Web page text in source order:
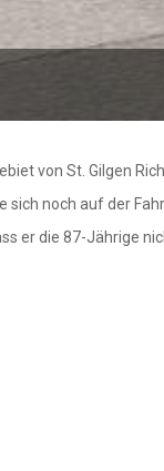
von St. Gilgen
noch auf der
er die 87-Jährige